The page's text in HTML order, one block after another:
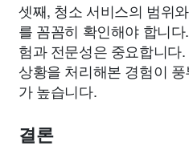
셋째, 청소 서비스의 범위
를 꼼꼼히 확인해야 합니
험과 전문성은 중요합니
상황을 처리해본 경험이
가 높습니다.
결론